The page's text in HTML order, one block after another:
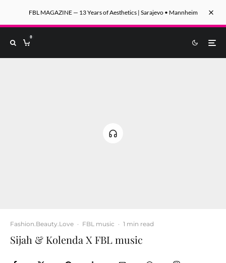
FBL MAGAZINE — 13 Years of Aesthetics | Sarajevo • Mannheim
0
Fashion.Beauty.Love · FBL music · 1 min read
Sijah & Kolenda X FBL music